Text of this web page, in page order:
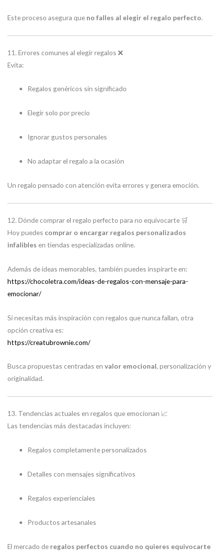
Este proceso asegura que no falles al elegir el regalo perfecto.
11. Errores comunes al elegir regalos ❌
Evita:
Regalos genéricos sin significado
Elegir solo por precio
Ignorar gustos personales
No adaptar el regalo a la ocasión
Un regalo pensado con atención evita errores y genera emoción.
12. Dónde comprar el regalo perfecto para no equivocarte 🛒
Hoy puedes comprar o encargar regalos personalizados
infalibles en tiendas especializadas online.
Además de ideas memorables, también puedes inspirarte en:
https://chocoletra.com/ideas-de-regalos-con-mensaje-para-
emocionar/
Si necesitas más inspiración con regalos que nunca fallan, otra
opción creativa es:
https://creatubrownie.com/
Busca propuestas centradas en valor emocional, personalización y
originalidad.
13. Tendencias actuales en regalos que emocionan 📈
Las tendencias más destacadas incluyen:
Regalos completamente personalizados
Detalles con mensajes significativos
Regalos experienciales
Productos artesanales
El mercado de regalos perfectos cuando no quieres equivocarte